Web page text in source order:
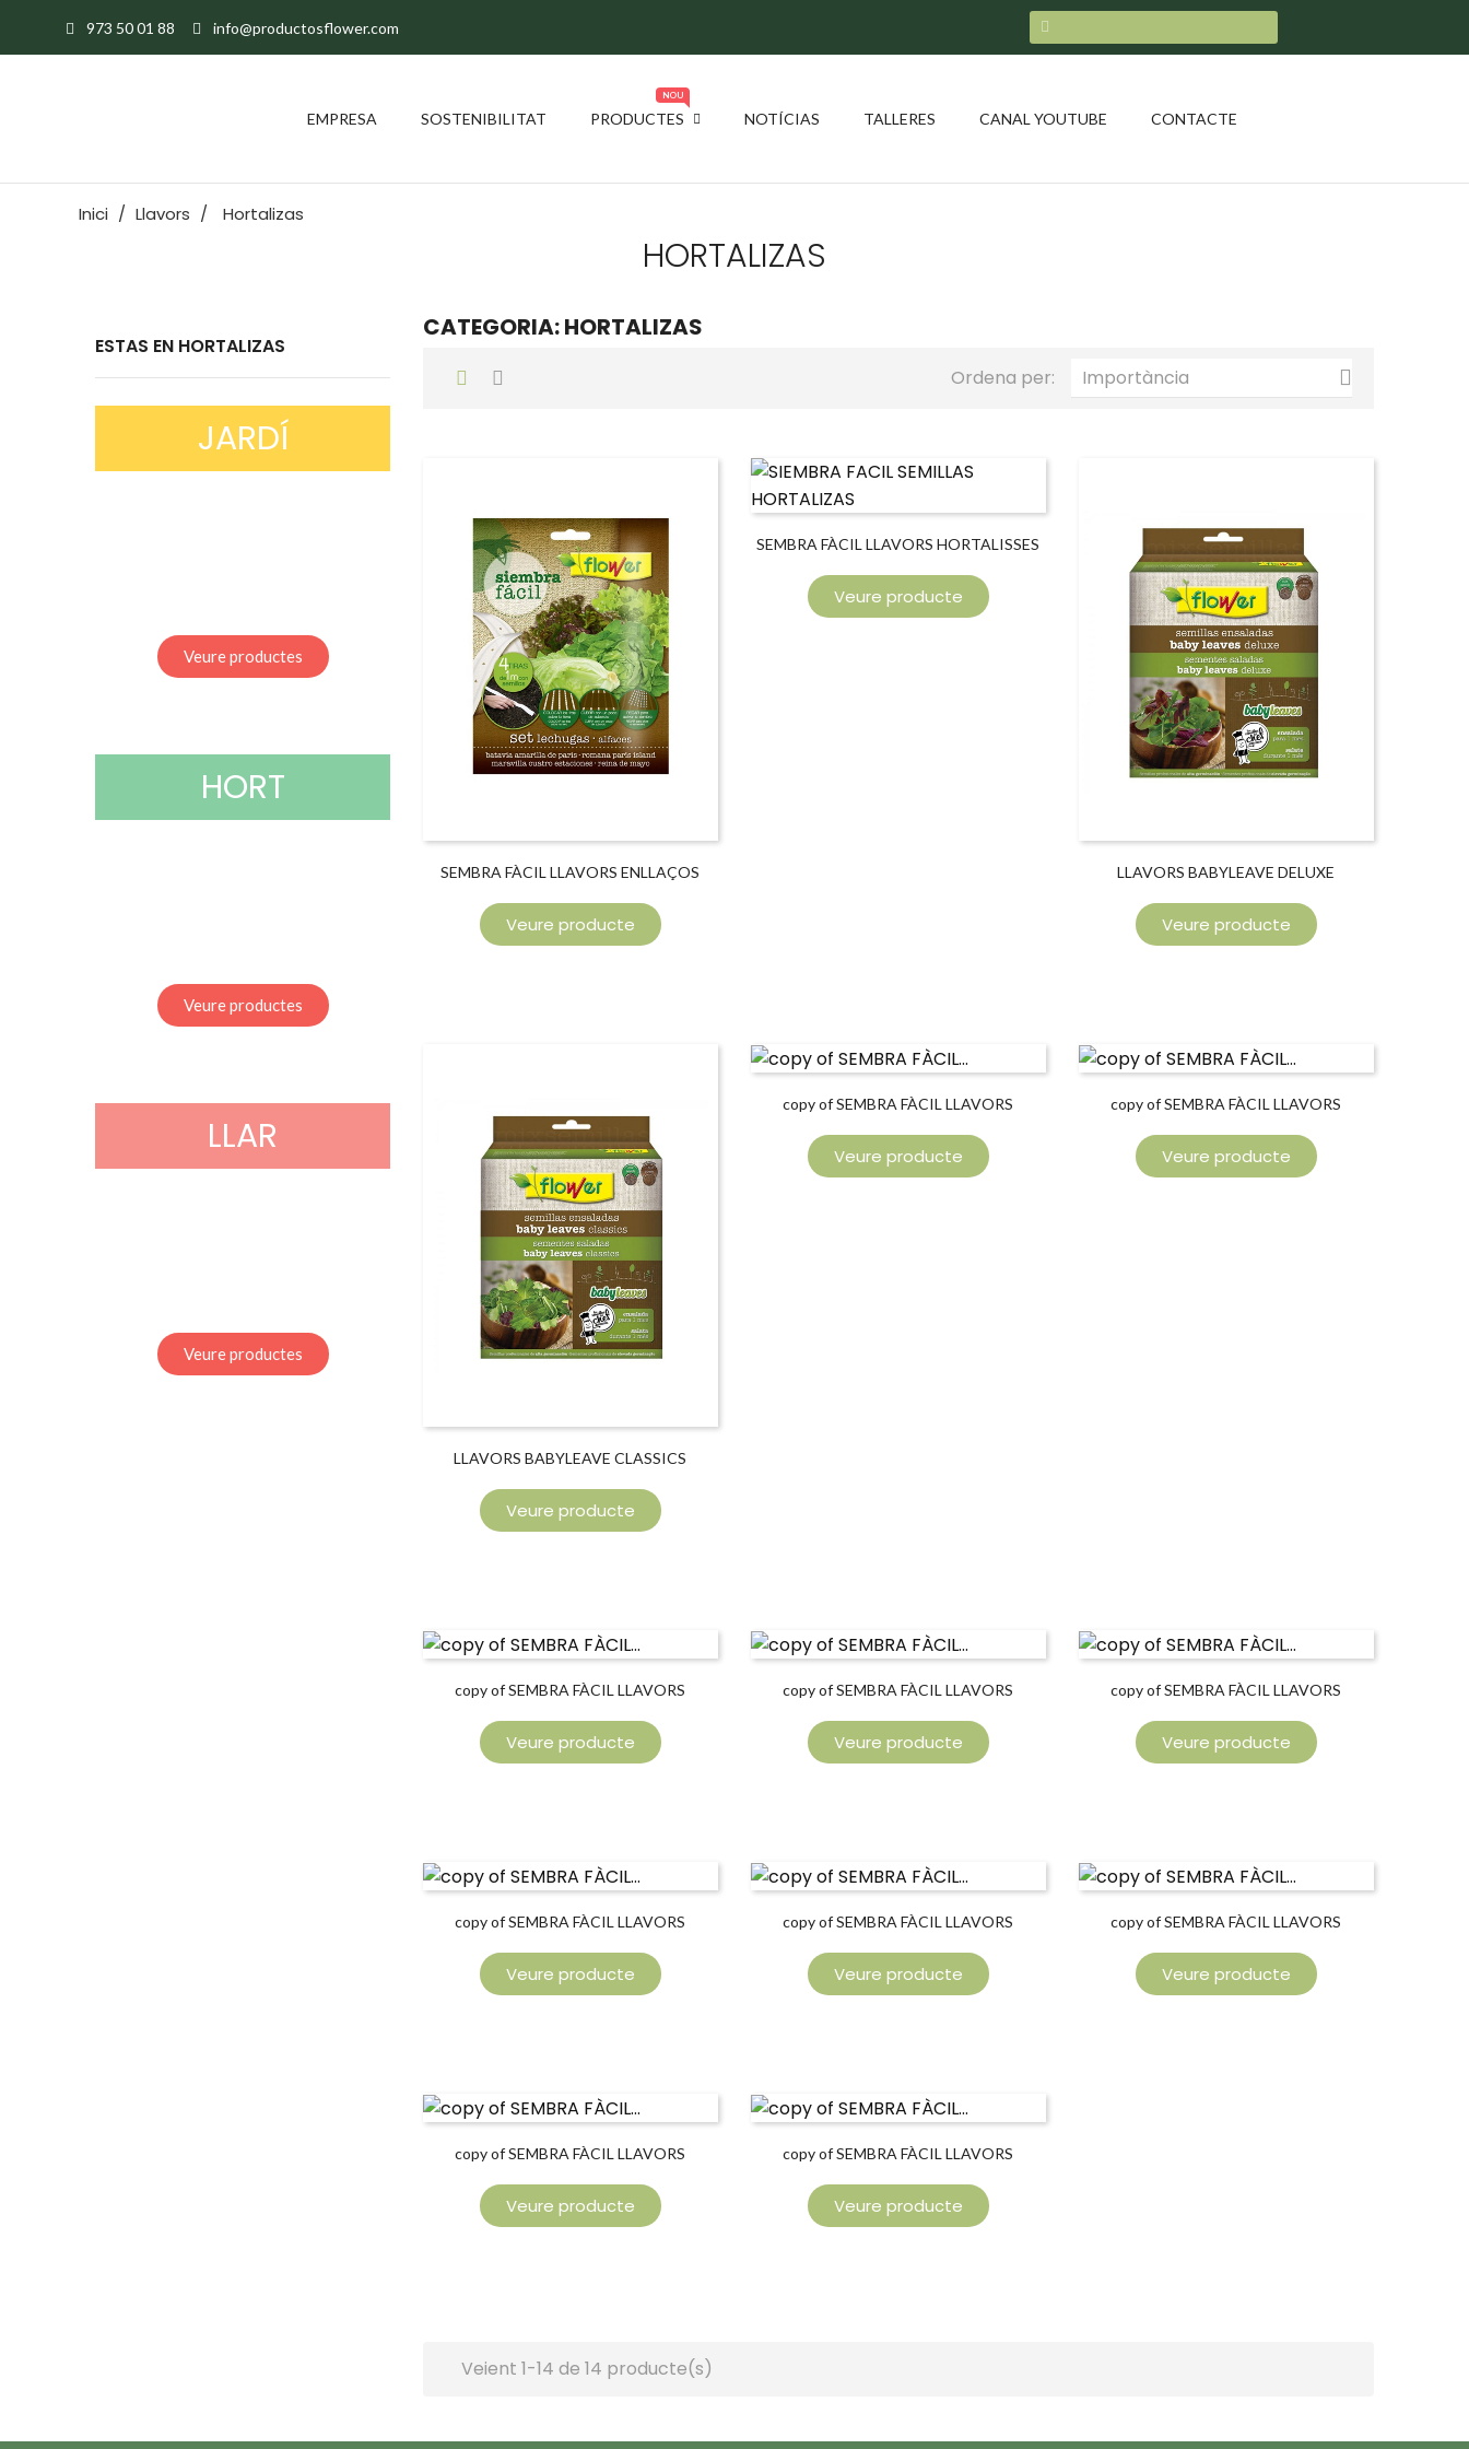
973 50 01 88 info@productosflower.com
EMPRESA SOSTENIBILITAT PRODUCTES
NOU
NOTÍCIAS TALLERES CANAL YOUTUBE CONTACTE
Inici Llavors Hortalizas
HORTALIZAS
ESTAS EN HORTALIZAS
JARDÍ
Veure productes
HORT
Veure productes
LLAR
Veure productes
CATEGORIA: HORTALIZAS
Ordena per: Importància 
SEMBRA FÀCIL LLAVORS ENLLAÇOS
Veure producte
SEMBRA FÀCIL LLAVORS HORTALISSES
Veure producte
LLAVORS BABYLEAVE DELUXE
Veure producte
LLAVORS BABYLEAVE CLASSICS
Veure producte
copy of SEMBRA FÀCIL LLAVORS
Veure producte
copy of SEMBRA FÀCIL LLAVORS
Veure producte
copy of SEMBRA FÀCIL LLAVORS
Veure producte
copy of SEMBRA FÀCIL LLAVORS
Veure producte
copy of SEMBRA FÀCIL LLAVORS
Veure producte
copy of SEMBRA FÀCIL LLAVORS
Veure producte
copy of SEMBRA FÀCIL LLAVORS
Veure producte
copy of SEMBRA FÀCIL LLAVORS
Veure producte
copy of SEMBRA FÀCIL LLAVORS
Veure producte
copy of SEMBRA FÀCIL LLAVORS
Veure producte
Veient 1-14 de 14 producte(s)